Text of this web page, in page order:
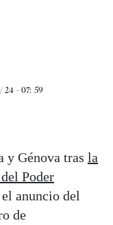
24 - 07: 59
y Génova tras la
Poder
anuncio del
de